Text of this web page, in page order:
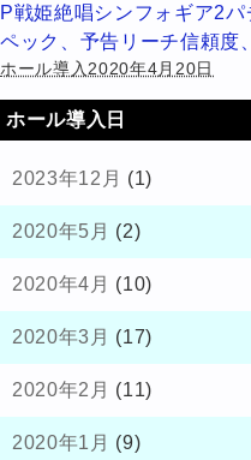
P戦姫絶唱シンフォギア2
ペック、予告リーチ信頼度
ホール導入2020年4月20日
ホール導入日
2023年12月 (1)
2020年5月 (2)
2020年4月 (10)
2020年3月 (17)
2020年2月 (11)
2020年1月 (9)